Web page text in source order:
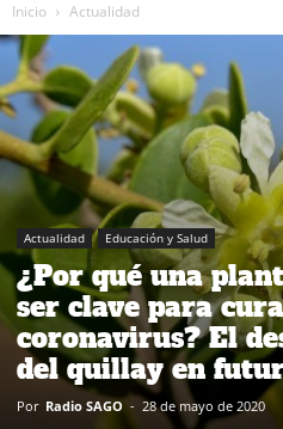
Inicio Actualidad
Actualidad Educación y Salud
¿Por qué una
ser clave para
coronavirus? El
del quillay en
Por Radio SAGO - 28 de mayo de 2020